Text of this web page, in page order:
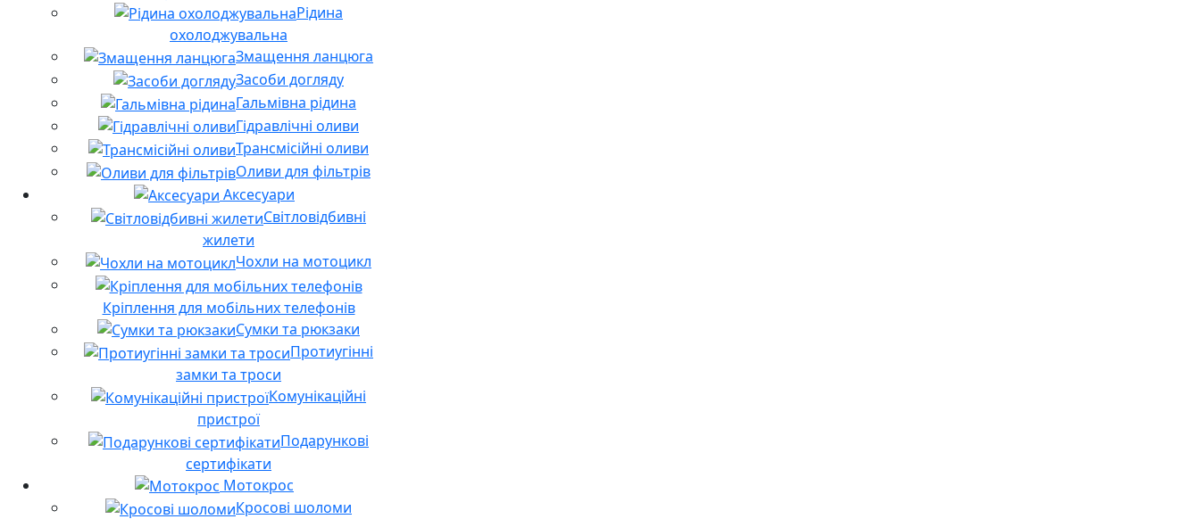
Рідина
охолоджувальна
Змащення ланцюга
Засоби догляду
Гальмівна рідина
Гідравлічні оливи
Трансмісійні оливи
Оливи для фільтрів
Аксесуари
Світловідбивні
жилети
Чохли на мотоцикл
Кріплення для мобільних телефонів
Сумки та рюкзаки
Протиугінні
замки та троси
Комунікаційні
пристрої
Подарункові
сертифікати
Мотокрос
Кросові шоломи